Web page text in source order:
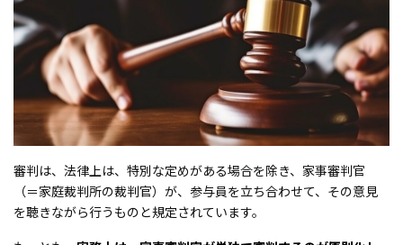
審判は、法律上は、特別な定めがある場合を除き、家事審判官
（＝家庭裁判所の裁判官）が、参与員を立ち合わせて、その意見
を聴きながら行うものと規定されています。